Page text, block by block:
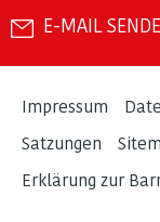
E-MAIL
Impressum
Satzungen
Erklärung zur